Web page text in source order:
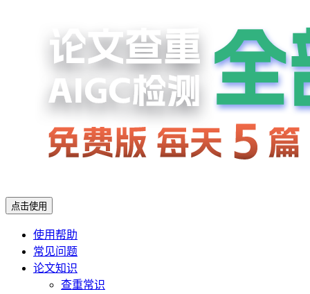
点击使用
使用帮助
常见问题
论文知识
查重常识